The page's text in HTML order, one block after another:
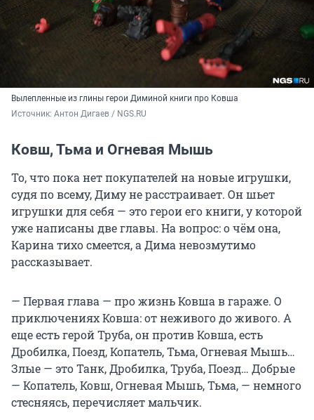
Вылепленные из глины герои Диминой книги про Ковша
Источник: Антон Дигаев / NGS.RU
Ковш, Тьма и Огневая Мышь
То, что пока нет покупателей на новые игрушки,
судя по всему, Диму не расстраивает. Он шьет
игрушки для себя — это герои его книги, у которой
уже написаны две главы. На вопрос: о чём она,
Карина тихо смеется, а Дима невозмутимо
рассказывает.
— Первая глава — про жизнь Ковша в гараже. О
приключениях Ковша: от неживого до живого. А
еще есть герой Труба, он против Ковша, есть
Дробилка, Поезд, Копатель, Тьма, Огневая Мышь…
Злые — это Танк, Дробилка, Труба, Поезд… Добрые
— Копатель, Ковш, Огневая Мышь, Тьма, — немного
стесняясь, перечисляет мальчик.